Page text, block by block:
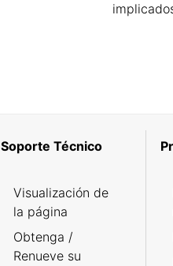
Soporte Técnico
Visualización de
la página
Obtenga /
Renueve su